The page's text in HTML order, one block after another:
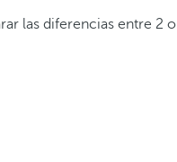
las diferencias entre 2 o